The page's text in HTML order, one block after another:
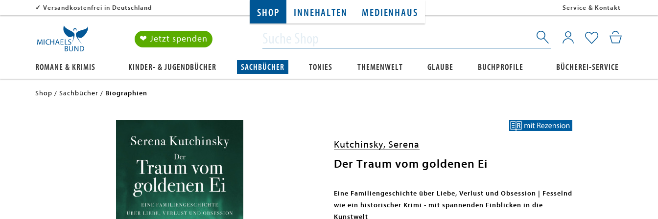
SHOP INNEHALTEN MEDIENHAUS
✓ Versandkostenfrei in Deutschland Service & Kontakt
❤ Jetzt spenden
ROMANE & KRIMIS KINDER- & JUGENDBÜCHER SACHBÜCHER TONIES THEMENWELT GLAUBE BUCHPROFILE BÜCHEREI-SERVICE
Shop Sachbücher Biographien
Kutchinsky, Serena
Der Traum vom goldenen Ei
Eine Familiengeschichte über Liebe, Verlust und Obsession | Fesselnd
wie ein historischer Krimi - mit spannenden Einblicken in die
Kunstwelt